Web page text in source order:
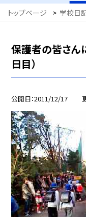
トップページ > 学校日
保護者の皆さん
日目）
公開日 2011/12/17